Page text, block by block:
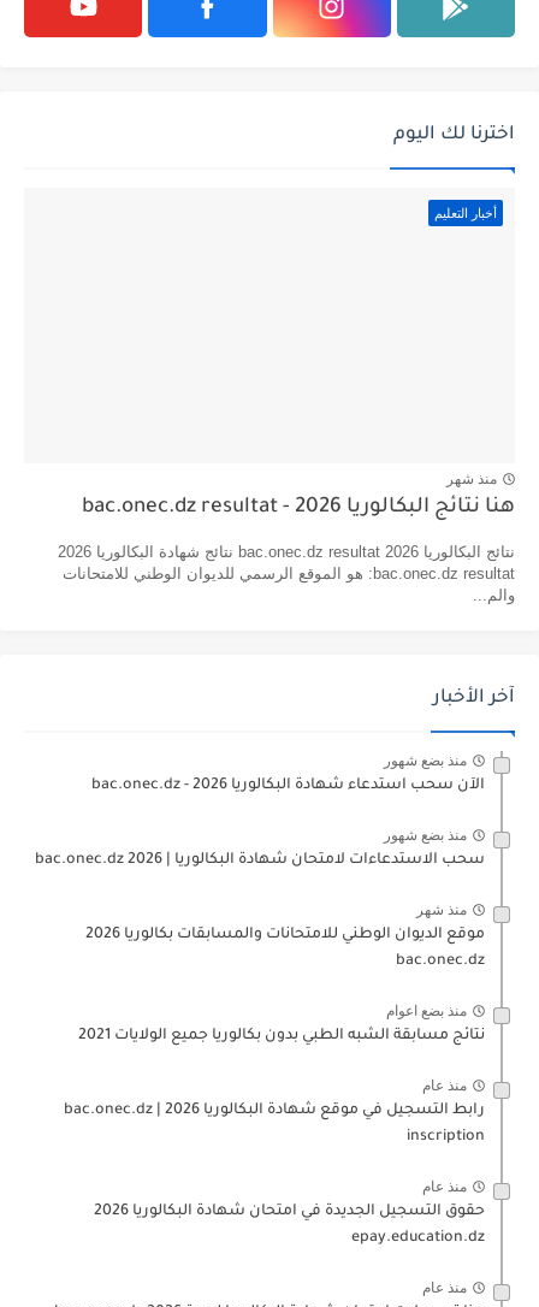
اخترنا لك اليوم
أخبار التعليم
منذ شهر
هنا نتائج البكالوريا 2026 - bac.onec.dz resultat
نتائج البكالوريا 2026 bac.onec.dz resultat نتائج شهادة البكالوريا 2026
bac.onec.dz resultat: هو الموقع الرسمي للديوان الوطني للامتحانات
والم...
آخر الأخبار
منذ بضع شهور
الآن سحب استدعاء شهادة البكالوريا bac.onec.dz - 2026
منذ بضع شهور
سحب الاستدعاءات لامتحان شهادة البكالوريا | 2026 bac.onec.dz
منذ شهر
موقع الديوان الوطني للامتحانات والمسابقات بكالوريا 2026
bac.onec.dz
منذ بضع اعوام
نتائج مسابقة الشبه الطبي بدون بكالوريا جميع الولايات 2021
منذ عام
رابط التسجيل في موقع شهادة البكالوريا 2026 | bac.onec.dz
inscription
منذ عام
حقوق التسجيل الجديدة في امتحان شهادة البكالوريا 2026
epay.education.dz
منذ عام